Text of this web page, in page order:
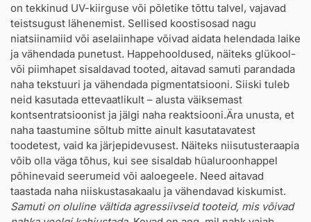
on tekkinud UV-kiirguse või põletike tõttu talvel, vajavad
teistsugust lähenemist. Sellised koostisosad nagu
niatsiinamiid või aselaiinhape võivad aidata helendada laike
ja vähendada punetust. Happehooldused, näiteks glükool-
või piimhapet sisaldavad tooted, aitavad samuti parandada
naha tekstuuri ja vähendada pigmentatsiooni. Siiski tuleb
neid kasutada ettevaatlikult – alusta väiksemast
kontsentratsioonist ja jälgi naha reaktsiooni.Ära unusta, et
naha taastumine sõltub mitte ainult kasutatavatest
toodetest, vaid ka järjepidevusest. Näiteks niisutusteraapia
võib olla väga tõhus, kui see sisaldab hüaluroonhappel
põhinevaid seerumeid või aaloegeele. Need aitavad
taastada naha niiskustasakaalu ja vähendavad kiskumist.
Samuti on oluline vältida agressiivseid tooteid, mis võivad